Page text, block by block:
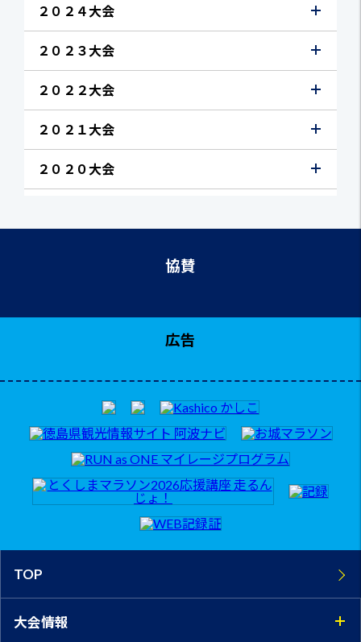
２０２４大会
２０２３大会
２０２２大会
２０２１大会
２０２０大会
協賛
広告
TOP
大会情報